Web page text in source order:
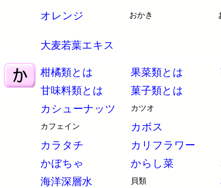
オレンジ おかき
大麦若葉エキス
柑橘類とは 果菜類とは
甘味料類とは
菓子類とは
カシューナッツ
カツオ
カフェイン カボス
カラタチ
カリフラワー
かぼちゃ からし菜
海洋深層水 貝類